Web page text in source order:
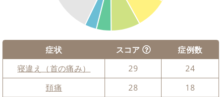
症状 スコア
症例数
寝違え（首の痛み）
29
24
頚痛
28
18